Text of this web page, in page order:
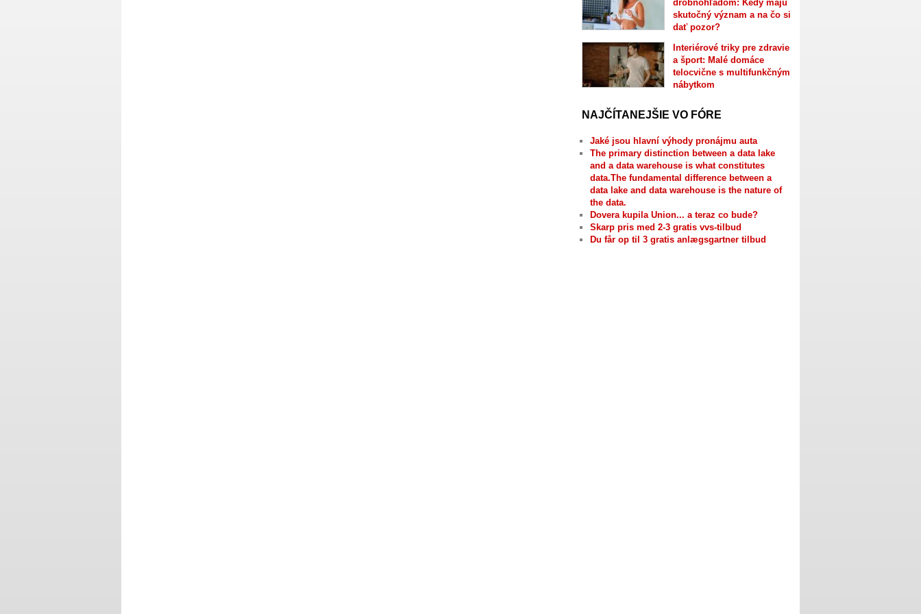
drobnohľadom: Kedy majú
skutočný význam a na čo si
dať pozor?
Interiérové triky pre zdravie
a šport: Malé domáce
telocvične s multifunkčným
nábytkom
NAJČÍTANEJŠIE VO FÓRE
Jaké jsou hlavní výhody pronájmu auta
The primary distinction between a data lake
and a data warehouse is what constitutes
data.The fundamental difference between a
data lake and data warehouse is the nature of
the data.
Dovera kupila Union... a teraz co bude?
Skarp pris med 2-3 gratis vvs-tilbud
Du får op til 3 gratis anlægsgartner tilbud